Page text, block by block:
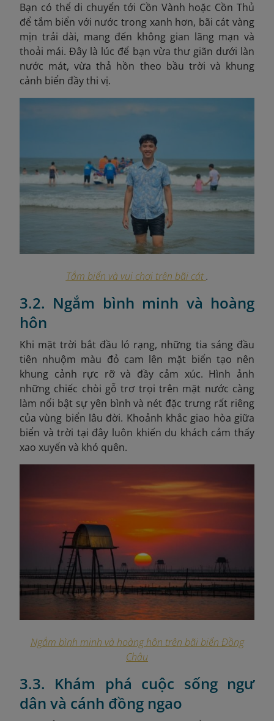
Bạn có thể di chuyển tới Cồn Vành hoặc Cồn Thủ
để tắm biển với nước trong xanh hơn, bãi cát vàng
mịn trải dài, mang đến không gian lãng mạn và
thoải mái. Đây là lúc để bạn vừa thư giãn dưới làn
nước mát, vừa thả hồn theo bầu trời và khung
cảnh biển đầy thi vị.
Tắm biển và vui chơi trên bãi cát.
3.2. Ngắm bình minh và hoàng
hôn
Khi mặt trời bắt đầu ló rạng, những tia sáng đầu
tiên nhuộm màu đỏ cam lên mặt biển tạo nên
khung cảnh rực rỡ và đầy cảm xúc. Hình ảnh
những chiếc chòi gỗ trơ trọi trên mặt nước càng
làm nổi bật sự yên bình và nét đặc trưng rất riêng
của vùng biển lâu đời. Khoảnh khắc giao hòa giữa
biển và trời tại đây luôn khiến du khách cảm thấy
xao xuyến và khó quên.
Ngắm bình minh và hoàng hôn trên bãi biển Đồng
Châu
3.3. Khám phá cuộc sống ngư
dân và cánh đồng ngao